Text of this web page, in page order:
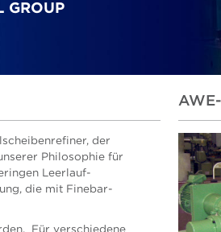
GROUP
der
Philosophie für
Leerlauf-
die mit Finebar-